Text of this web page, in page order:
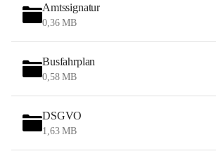
Stössing zählt noch zum
zum Naherholungsraum St. Pölten. Viele
„ihre Wiener“. Seit 1960 bauten viele
Wochenendhäuser im Gemeindegebiet.
waldreichen Jagdgebietes haben viele
Das Wandern ist aus touristischer Sicht die
Tätigkeit. Das hügelige Gebiet mit
Wiesen, Wälder und Obstkulturen lädt
Amtssignatur
0,36 MB
Busfahrplan
0,58 MB
DSGVO
1,63 MB